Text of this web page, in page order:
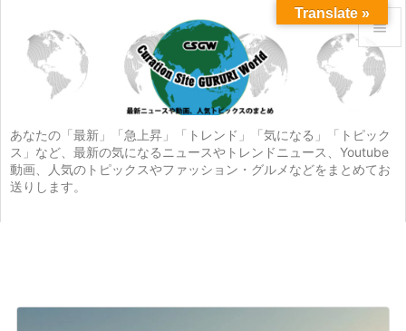
あなたの「最新」「急上昇」「トレンド」「気になる」「トピック
ス」など、最新の気になるニュースやトレンドニュース、Youtube
動画、人気のトピックスやファッション・グルメなどをまとめてお
送りします。


メニュ
サイド

前へ
Translate »